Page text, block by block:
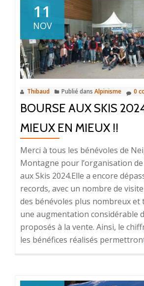
11
NOV
Thibaud Publié dans Alpinisme 0
BOURSE AUX SKIS
MIEUX EN MIEUX !!
Merci à tous les bénévoles de
Montagne pour l’organisation
aux Skis 2024.Elle a encore
records, avec un nombre de
des bénévoles plus nombreux et
une augmentation considérable
proposés à la vente. Ainsi, le
les bénéfices réalisés